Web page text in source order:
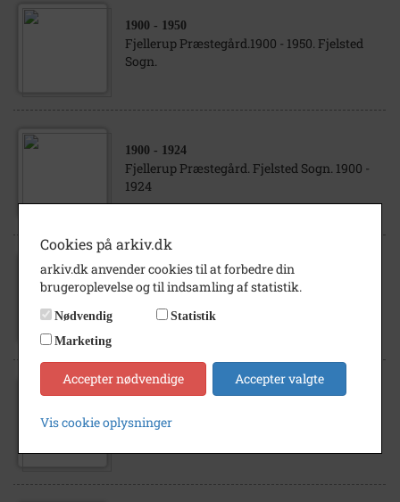
1900 - 1950
Fjellerup Præstegård.1900 - 1950. Fjelsted
Sogn.
1900 - 1924
Fjellerup Præstegård. Fjelsted Sogn. 1900 -
1924
1916
Ungdomsmøde i Fjellerup Præstegård år
1916, Fjelsted sogn
over porthvælving m. indskrift, Fjelsted
Cookies på arkiv.dk
arkiv.dk anvender cookies til at forbedre din
brugeroplevelse og til indsamling af statistik.
Nødvendig
Statistik
Marketing
Accepter nødvendige Accepter valgte
Vis cookie oplysninger